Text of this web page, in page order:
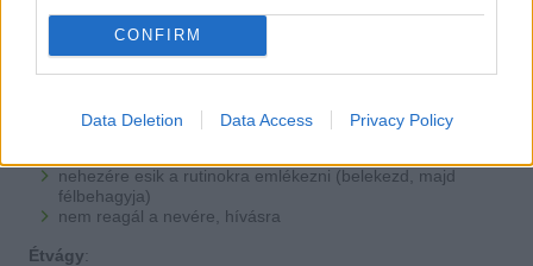
CONFIRM
Data Deletion Data Access Privacy Policy
Szobatisztasági gondok:
szobatisztaság csökkenése, megszűnése
elfelejti, hogyan jelezze, ha ki kell mennie
Memóriazavarok és tanulási problémák:
jelek és a tanult viselkedések elfelejtése
nehezére esik a rutinokra emlékezni (belekezd, majd
félbehagyja)
nem reagál a nevére, hívásra
Étvágy: